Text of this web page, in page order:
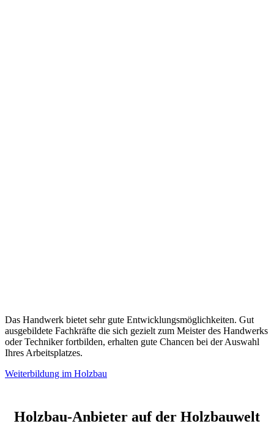
Das Handwerk bietet sehr gute Entwicklungsmöglichkeiten. Gut
ausgebildete Fachkräfte die sich gezielt zum Meister des Handwerks
oder Techniker fortbilden, erhalten gute Chancen bei der Auswahl
Ihres Arbeitsplatzes.
Weiterbildung im Holzbau
Holzbau-Anbieter auf der Holzbauwelt